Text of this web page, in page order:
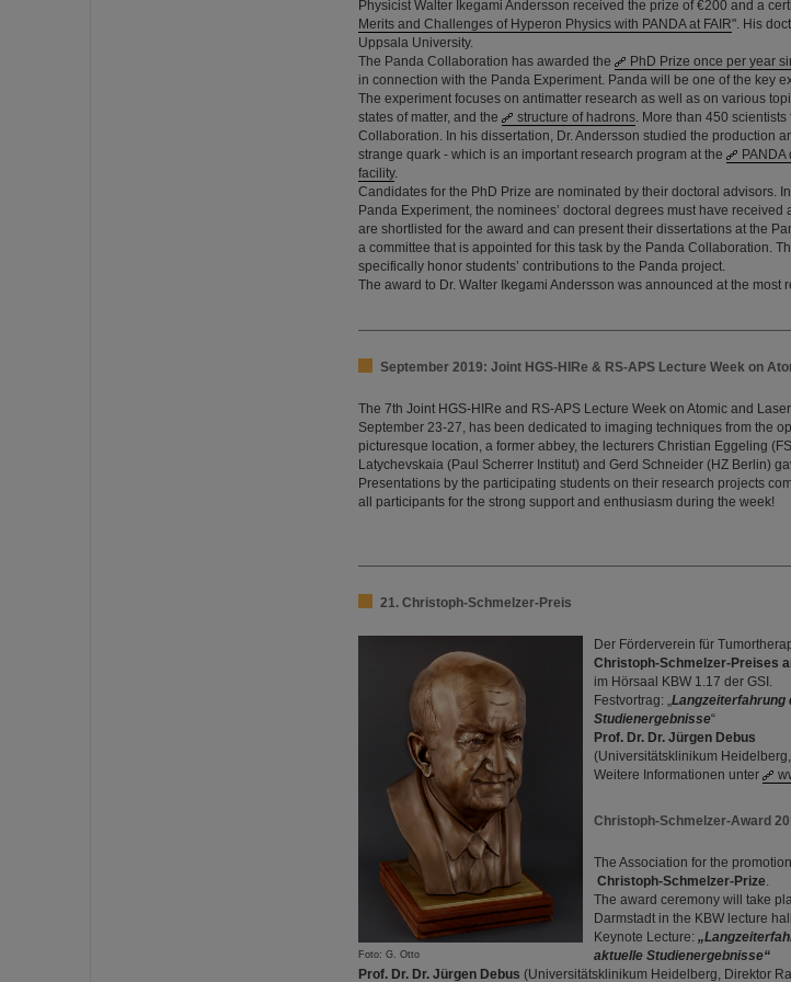
Physicist Walter Ikegami Andersson received the prize of €200 and a
Merits and Challenges of Hyperon Physics with PANDA at FAIR". His
Uppsala University.
The Panda Collaboration has awarded the
PhD Prize once per year
in connection with the Panda Experiment. Panda will be one of the key
The experiment focuses on antimatter research as well as on various
states of matter, and the
structure of hadrons. More than 450
Collaboration. In his dissertation, Dr. Andersson studied the production
strange quark - which is an important research program at the
PANDA
facility.
Candidates for the PhD Prize are nominated by their doctoral advisors.
Panda Experiment, the nominees’ doctoral degrees must have received
are shortlisted for the award and can present their dissertations at the
a committee that is appointed for this task by the Panda Collaboration.
specifically honor students’ contributions to the Panda project.
The award to Dr. Walter Ikegami Andersson was announced at the
September 2019: Joint HGS-HIRe & RS-APS Lecture Week on
The 7th Joint HGS-HIRe and RS-APS Lecture Week on Atomic and
September 23-27, has been dedicated to imaging techniques from the
picturesque location, a former abbey, the lecturers Christian Eggeling
Latychevskaia (Paul Scherrer Institut) and Gerd Schneider (HZ Berlin)
Presentations by the participating students on their research projects
all participants for the strong support and enthusiasm during the week!
21. Christoph-Schmelzer-Preis
Foto: G. Otto
Der Förderverein für
Christoph-Schmelzer-Preises
im Hörsaal KBW 1.17 der GSI.
Festvortrag: „Langzeiterfahrung
Studienergebnisse“
Prof. Dr. Dr. Jürgen Debus
(Universitätsklinikum
Weitere Informationen unter
Christoph-Schmelzer-Award
The Association for the
Christoph-Schmelzer-Prize.
The award ceremony will take
Darmstadt in the KBW lecture
Keynote Lecture: „
aktuelle Studienergebnisse“
Prof. Dr. Dr. Jürgen Debus (Universitätsklinikum Heidelberg, Direktor